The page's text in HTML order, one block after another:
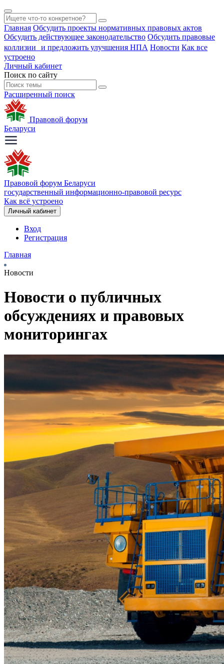
Главная Обсудить проекты нормативных правовых актов
Обсудить действующее законодательство Обсудить правовые
коллизии и предложить улучшения НПА Новости Как все
устроено
Личный кабинет
Поиск по сайту
Расширенный поиск
Правовой форум
Беларуси
Правовой форум Беларуси
государственный информационно-правовой ресурс
Как всё устроено
Личный кабинет
Вход
Регистрация
Главная
Новости
Новости о публичных
обсуждениях и правовых
мониторингах